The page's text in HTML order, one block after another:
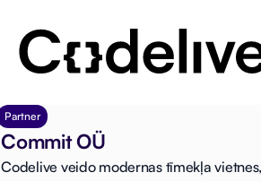
Partner
Commit OÜ
Codelive veido modernas tīmekļa